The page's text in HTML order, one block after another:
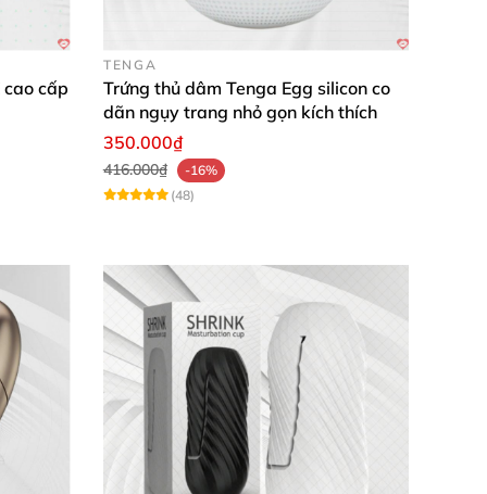
để dễ dàng vệ sinh sản phẩm.
cao dưới 30 độ C.
cao cấp
TENGA
Trứng thủ dâm Tenga Egg silicon co
dãn ngụy trang nhỏ gọn kích thích
350.000₫
416.000₫
-16%
(48)